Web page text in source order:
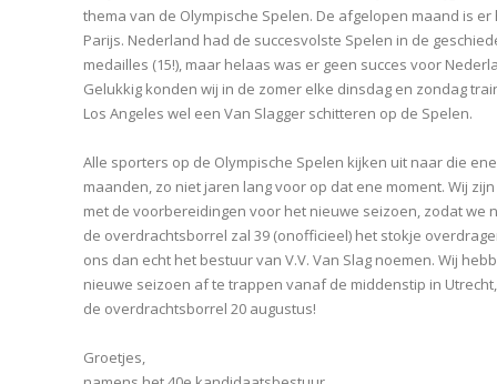
thema van de Olympische Spelen. De afgelopen maand is
Parijs. Nederland had de succesvolste Spelen in de
medailles (15!), maar helaas was er geen succes voor
Gelukkig konden wij in de zomer elke dinsdag en zondag
Los Angeles wel een Van Slagger schitteren op de Spelen.
Alle sporters op de Olympische Spelen kijken uit naar die
maanden, zo niet jaren lang voor op dat ene moment. Wij
met de voorbereidingen voor het nieuwe seizoen, zodat we
de overdrachtsborrel zal 39 (onofficieel) het stokje
ons dan echt het bestuur van V.V. Van Slag noemen. Wij
nieuwe seizoen af te trappen vanaf de middenstip in
de overdrachtsborrel 20 augustus!
Groetjes,